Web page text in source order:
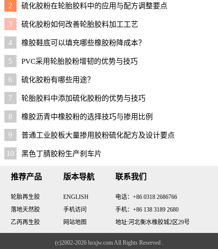
2 硫化胶粉在轮胎胶料中的应用与配方调整要点
3 硫化胶粉如何改善轮胎胶料加工工艺
4 橡胶鞋底可以填充哪些橡胶粉降成本？
5 PVC采用轮胎胶粉增韧的优势与技巧
6 硫化胶粉有哪些用途？
7 轮胎胶料中添加硫化胶粉的优势与技巧
8 橡胶沥青中橡胶粉的选择技巧与掺用比例
9 普通工业胶板大量掺用胶粉硫化配方及设计要点
10 黑色丁腈胶粉生产刹车片
推荐产品
轮胎再生胶
落地天然胶
乙丙再生胶
版本导航
ENGLISH
手机访问
网站地图
联系我们
电话：+86 0318 2686766
手机：+86 138 3189 2680
地址:河北衡水橡胶城2区29号
(c)2002-2026 hsxjw.com All Rights Reserved .